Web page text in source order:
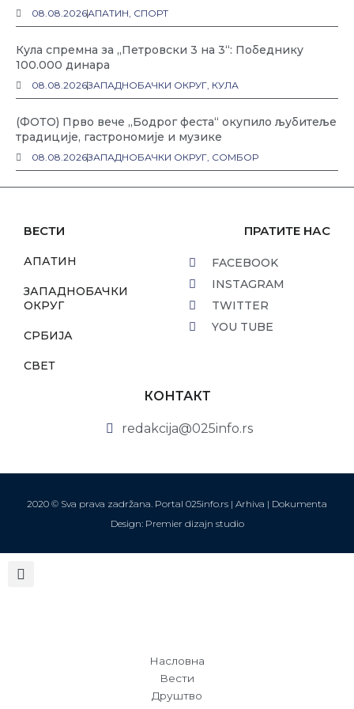
08.08.2026АПАТИН, СПОРТ
Кула спремна за „Петровски 3 на 3“: Победнику
100.000 динара
08.08.2026ЗАПАДНОБАЧКИ ОКРУГ, КУЛА
(ФОТО) Прво вече „Бодрог феста“ окупило љубитеље
традиције, гастрономије и музике
08.08.2026ЗАПАДНОБАЧКИ ОКРУГ, СОМБОР
ВЕСТИ
АПАТИН
ЗАПАДНОБАЧКИ
ОКРУГ
СРБИЈА
СВЕТ
ПРАТИТЕ НАС
FACEBOOK
INSTAGRAM
TWITTER
YOU TUBE
КОНТАКТ
redakcija@025info.rs
2020 © Sva prava zadržana. Portal 025info.rs | Arhiva | Dokumenta
Design: Premier dizajn studio
Насловна
Вести
Друштво